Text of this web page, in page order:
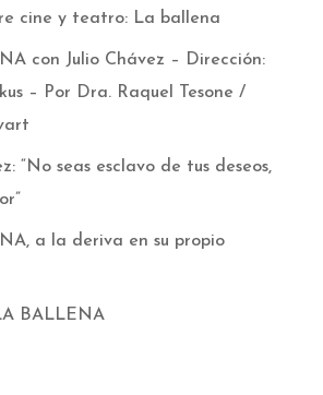
cine y teatro: La ballena
con Julio Chávez – Dirección:
– Por Dra. Raquel Tesone /
“No seas esclavo de tus deseos,
a la deriva en su propio
BALLENA